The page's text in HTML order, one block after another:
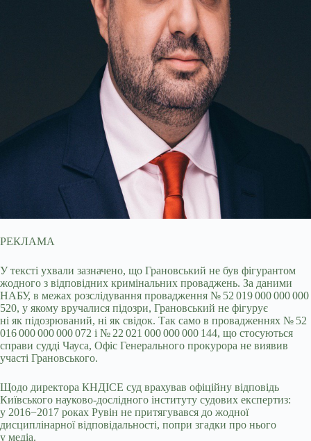
РЕКЛАМА
У тексті ухвали зазначено, що Грановський не був фігурантом
жодного з відповідних кримінальних проваджень. За даними
НАБУ, в межах розслідування провадження № 52 019 000 000 000
520, у якому вручалися підозри, Грановський не фігурує
ні як підозрюваний, ні як свідок. Так само в провадженнях № 52
016 000 000 000 072 і № 22 021 000 000 000 144, що стосуються
справи судді Чауса, Офіс Генерального прокурора не виявив
участі Грановського.
Щодо директора КНДІСЕ суд врахував офіційну відповідь
Київського науково-дослідного інституту судових експертиз:
у 2016−2017 роках Рувін не притягувався до жодної
дисциплінарної відповідальності, попри згадки про нього
у медіа.